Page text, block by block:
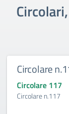
Circolare
Circolare 117
Circolare n.117